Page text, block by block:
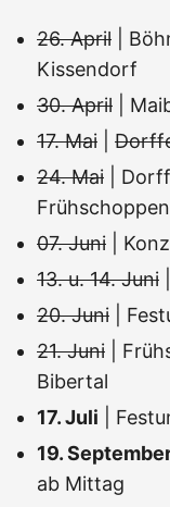
26. April |
Kissendorf
30. April |
17. Mai
24. Mai |
Frühschoppen
07. Juni |
13. u. 14. Juni
20. Juni |
21. Juni |
Bibertal
17. Juli |
19.
ab Mittag